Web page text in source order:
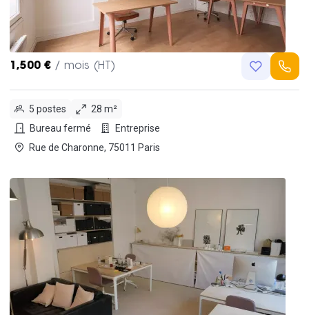
1,500 € / mois (HT)
5 postes
28 m²
Bureau fermé
Entreprise
Rue de Charonne, 75011 Paris